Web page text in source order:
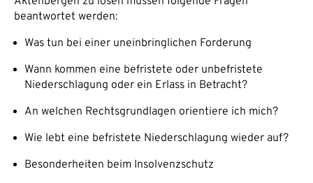
beantwortet werden:
Was tun bei einer uneinbringlichen Forderung
Wann kommen eine befristete oder unbefristete
Niederschlagung oder ein Erlass in Betracht?
An welchen Rechtsgrundlagen orientiere ich mich?
Wie lebt eine befristete Niederschlagung wieder auf?
Besonderheiten beim Insolvenzschutz